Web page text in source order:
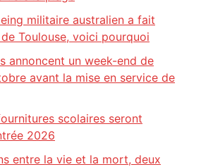
militaire australien a fait
Toulouse, voici pourquoi
annoncent un week-end de
avant la mise en service de
scolaires seront
2026
entre la vie et la mort, deux